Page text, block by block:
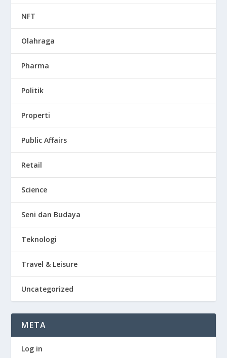
NFT
Olahraga
Pharma
Politik
Properti
Public Affairs
Retail
Science
Seni dan Budaya
Teknologi
Travel & Leisure
Uncategorized
META
Log in